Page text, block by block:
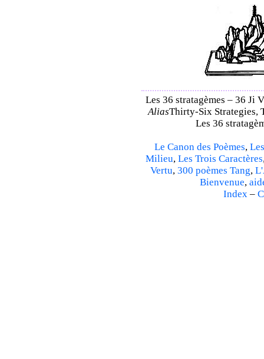
Les 36 stratagèmes – 36 Ji
AliasThirty-Six Strategies,
Les 36
Le Canon des Poèmes,
Milieu, Les Trois Caractères
Vertu, 300 poèmes Tang,
Bienvenue,
Index–